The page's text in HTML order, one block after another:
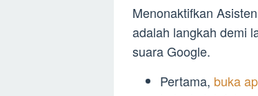
Menonaktifkan
adalah langkah demi
suara Google.
Pertama, buka